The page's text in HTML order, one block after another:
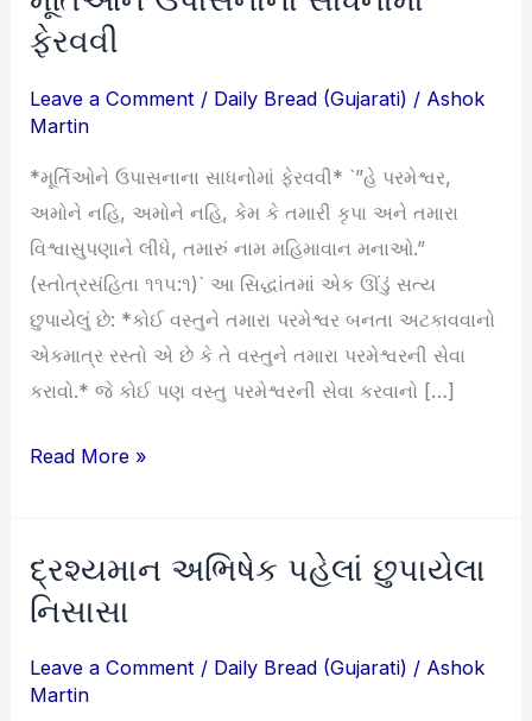
ફેરવવી
Leave a Comment / Daily Bread (Gujarati) / Ashok
Martin
*મૂર્તિઓને ઉપાસનાના સાધનોમાં ફેરવવી* `”હે પરમેશ્વર,
અમોને નહિ, અમોને નહિ, કેમ કે તમારી કૃપા અને તમારા
વિશ્વાસુપણાને લીધે, તમારું નામ મહિમાવાન મનાઓ.”
(સ્તોત્રસંહિતા ૧૧૫:૧)` આ સિદ્ધાંતમાં એક ઊંડું સત્ય
છુપાયેલું છે: *કોઈ વસ્તુને તમારા પરમેશ્વર બનતા અટકાવવાનો
એકમાત્ર રસ્તો એ છે કે તે વસ્તુને તમારા પરમેશ્વરની સેવા
કરાવો.* જે કોઈ પણ વસ્તુ પરમેશ્વરની સેવા કરવાનો […]
ઉપાસનાના
ફેરવવી
Read More »
દ્રશ્યમાન અભિષેક પહેલાં છુપાયેલા
નિસાસા
Leave a Comment / Daily Bread (Gujarati) / Ashok
Martin
દ્રશ્યમાન
અભિષેક
છુપાયેલા
નિસાસા